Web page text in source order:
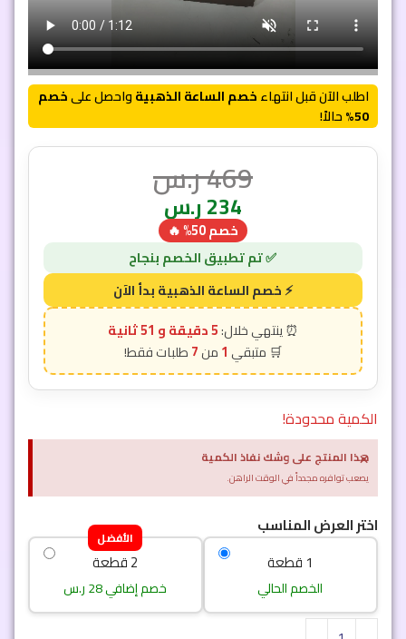
اطلب الآن قبل انتهاءخصم الساعة الذهبيةواحصل علىخصم
50% حالاً!
469ر.س
234ر.س
خصم 50% 🔥
5 دقيقة و 49 ثانية
1
7
الكمية محدودة!
هذا المنتج على وشك نفاذ الكمية
يصعب توافره مجدداً في الوقت الراهن.
×
اختر العرض المناسب
1 قطعة
الخصم الحالي
الأفضل
2 قطعة
خصم إضافي 28 ر.س